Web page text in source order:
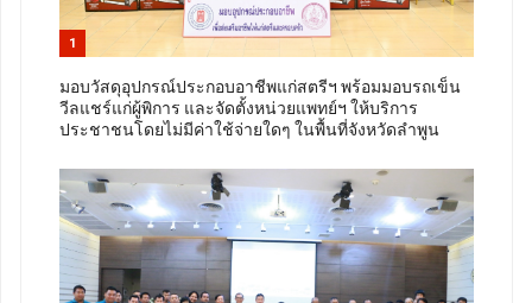
1
มอบวัสดุอุปกรณ์ประกอบอาชีพแก่สตรีฯ พร้อมมอบรถเข็น
วีลแชร์แก่ผู้พิการ และจัดตั้งหน่วยแพทย์ฯ ให้บริการ
ประชาชนโดยไม่มีค่าใช้จ่ายใดๆ ในพื้นที่จังหวัดลำพูน